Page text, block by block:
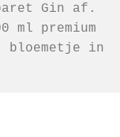
Gin af.
premium
bloemetje in